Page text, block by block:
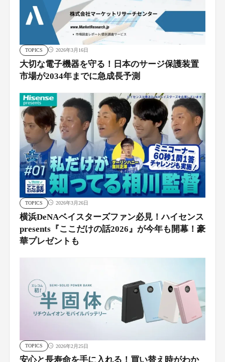
TOPICS 2026年3月16日
大切な電子機器を守る！日本のサージ保護装置
市場が2034年までに急成長予測
TOPICS 2026年3月26日
横浜DeNAベイスターズファン必見！ハイセンス
presents『ここだけの話2026』が今年も開幕！豪
華プレゼントも
TOPICS 2026年2月25日
安心と長寿命を手に入れる！買い替え時がわか